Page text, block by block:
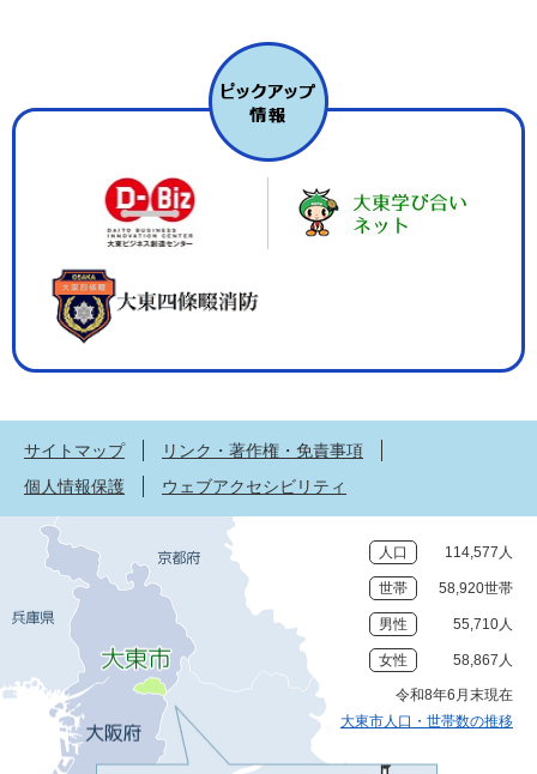
サイトマップ
リンク・著作権・免責事項
個人情報保護
ウェブアクセシビリティ
人口 114,577人
世帯 58,920世帯
男性 55,710人
女性 58,867人
令和8年6月末現在
大東市人口・世帯数の推移